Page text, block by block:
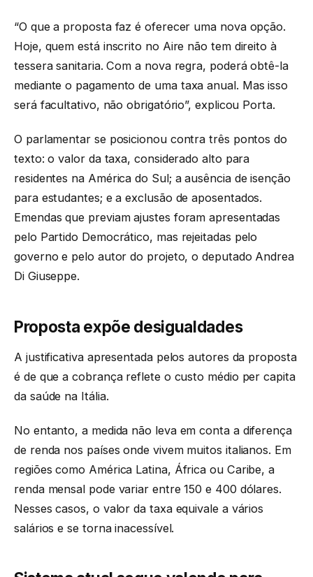
“O que a proposta faz é oferecer uma nova opção.
Hoje, quem está inscrito no Aire não tem direito à
tessera sanitaria. Com a nova regra, poderá obtê-la
mediante o pagamento de uma taxa anual. Mas isso
será facultativo, não obrigatório”, explicou Porta.
O parlamentar se posicionou contra três pontos do
texto: o valor da taxa, considerado alto para
residentes na América do Sul; a ausência de isenção
para estudantes; e a exclusão de aposentados.
Emendas que previam ajustes foram apresentadas
pelo Partido Democrático, mas rejeitadas pelo
governo e pelo autor do projeto, o deputado Andrea
Di Giuseppe.
Proposta expõe desigualdades
A justificativa apresentada pelos autores da proposta
é de que a cobrança reflete o custo médio per capita
da saúde na Itália.
No entanto, a medida não leva em conta a diferença
de renda nos países onde vivem muitos italianos. Em
regiões como América Latina, África ou Caribe, a
renda mensal pode variar entre 150 e 400 dólares.
Nesses casos, o valor da taxa equivale a vários
salários e se torna inacessível.